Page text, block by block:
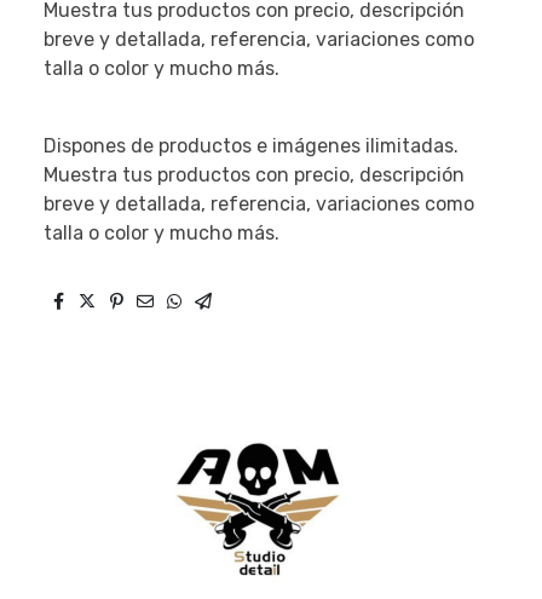
Muestra tus productos con precio, descripción
breve y detallada, referencia, variaciones como
talla o color y mucho más.
Dispones de productos e imágenes ilimitadas.
Muestra tus productos con precio, descripción
breve y detallada, referencia, variaciones como
talla o color y mucho más.